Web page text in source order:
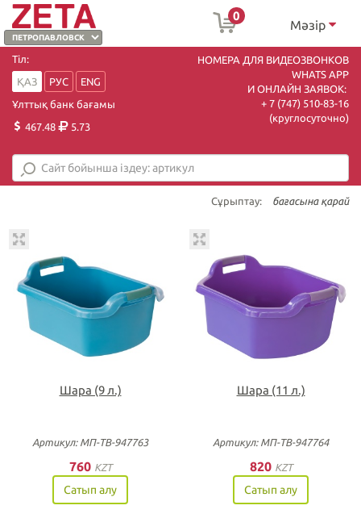
0
Мәзір
Тіл:
ҚАЗ
РУС
ENG
Ұлттық банк бағамы
467.48
5.73
НОМЕРА ДЛЯ ВИДЕОЗВОНКОВ
WHATS APP
И ОНЛАЙН ЗАЯВОК:
+ 7 (747) 510-83-16
(круглосуточно)
Сұрыптау: бағасына қарай
Шара (9 л.)
Артикул: МП-ТВ-947763
760 KZT
Сатып алу
Шара (11 л.)
Артикул: МП-ТВ-947764
820 KZT
Сатып алу